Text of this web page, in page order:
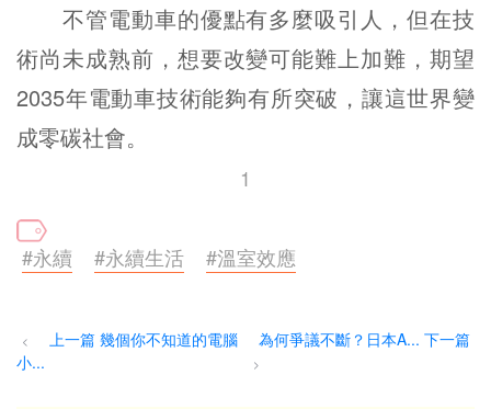
不管電動車的優點有多麼吸引人，但在技
術尚未成熟前，想要改變可能難上加難，期望
2035年電動車技術能夠有所突破，讓這世界變
成零碳社會。
1
#永續 #永續生活 #溫室效應
<
上一篇 幾個你不知道的電腦
小...
為何爭議不斷？日本A... 下一篇
>